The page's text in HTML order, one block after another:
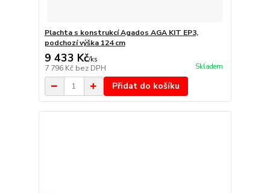
Plachta s konstrukcí Agados AGA KIT EP3,
podchozí výška 124 cm
9 433 Kč/ks
7 796 Kč bez DPH Skladem
Přidat do košíku